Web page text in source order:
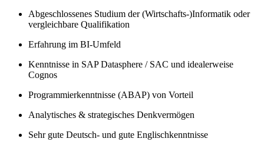
Abgeschlossenes Studium der (Wirtschafts-)Informatik oder
vergleichbare Qualifikation
Erfahrung im BI-Umfeld
Kenntnisse in SAP Datasphere / SAC und idealerweise
Cognos
Programmierkenntnisse (ABAP) von Vorteil
Analytisches & strategisches Denkvermögen
Sehr gute Deutsch- und gute Englischkenntnisse